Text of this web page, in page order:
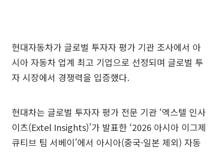
현대자동차가 글로벌 투자자 평가 기관 조사에서 아
시아 자동차 업계 최고 기업으로 선정되며 글로벌 투
자 시장에서 경쟁력을 입증했다.
현대차는 글로벌 투자자 평가 전문 기관 ‘엑스텔 인사
이츠(Extel Insights)’가 발표한 ‘2026 아시아 이그제
큐티브 팀 서베이’에서 아시아(중국·일본 제외) 자동